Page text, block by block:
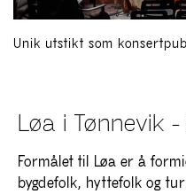
Unik utstikt som
Løa i Tønnevik -
Formålet til Løa er å
bygdefolk, hyttefolk og